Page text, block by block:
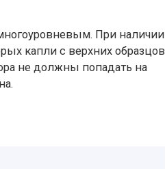
При наличии
капли с верхних образцов
не должны попадать на